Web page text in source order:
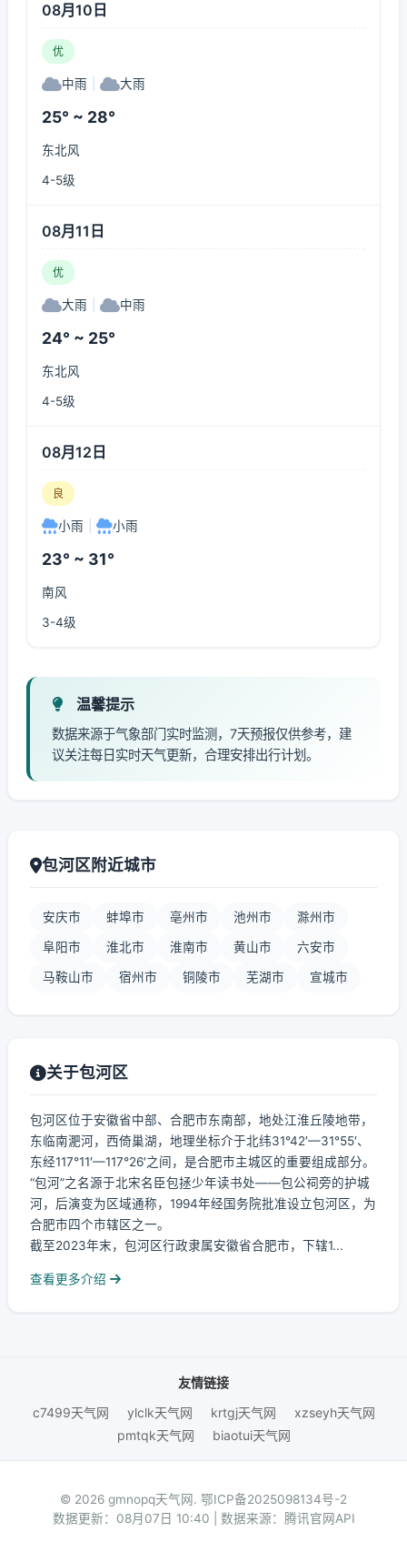
08月10日
优
中雨 大雨
25° ~ 28°
东北风
4-5级
08月11日
优
大雨 中雨
24° ~ 25°
东北风
4-5级
08月12日
良
小雨 小雨
23° ~ 31°
南风
3-4级
温馨提示
数据来源于气象部门实时监测，7天预报仅供参考，建
议关注每日实时天气更新，合理安排出行计划。
包河区附近城市
安庆市 蚌埠市 亳州市 池州市 滁州市
阜阳市 淮北市 淮南市 黄山市 六安市
马鞍山市 宿州市 铜陵市 芜湖市 宣城市
关于包河区
包河区位于安徽省中部、合肥市东南部，地处江淮丘陵地带，
东临南淝河，西倚巢湖，地理坐标介于北纬31°42′—31°55′、
东经117°11′—117°26′之间，是合肥市主城区的重要组成部分。
“包河”之名源于北宋名臣包拯少年读书处——包公祠旁的护城
河，后演变为区域通称，1994年经国务院批准设立包河区，为
合肥市四个市辖区之一。
截至2023年末，包河区行政隶属安徽省合肥市，下辖1...
查看更多介绍
友情链接
c7499天气网
ylclk天气网 krtgj天气网
xzseyh天气网
pmtqk天气网
biaotui天气网
© 2026 gmnopq天气网. 鄂ICP备2025098134号-2
数据更新：08月07日 10:40 | 数据来源：腾讯官网API